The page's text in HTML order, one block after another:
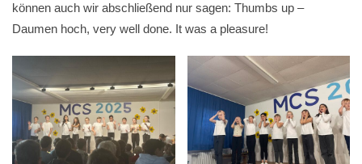
können auch wir abschließend nur sagen: Thumbs up –
Daumen hoch, very well done. It was a pleasure!